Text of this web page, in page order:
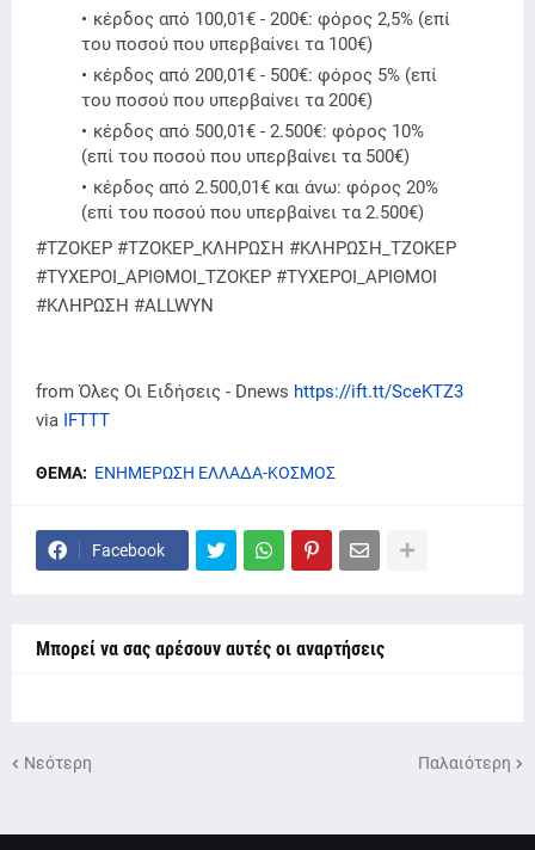
κέρδος από 100,01€ - 200€: φόρος 2,5% (επί
του ποσού που υπερβαίνει τα 100€)
κέρδος από 200,01€ - 500€: φόρος 5% (επί
του ποσού που υπερβαίνει τα 200€)
κέρδος από 500,01€ - 2.500€: φόρος 10%
(επί του ποσού που υπερβαίνει τα 500€)
κέρδος από 2.500,01€ και άνω: φόρος 20%
(επί του ποσού που υπερβαίνει τα 2.500€)
#ΤΖΟΚΕΡ #ΤΖΟΚΕΡ_ΚΛΗΡΩΣΗ #ΚΛΗΡΩΣΗ_ΤΖΟΚΕΡ
#ΤΥΧΕΡΟΙ_ΑΡΙΘΜΟΙ_ΤΖΟΚΕΡ #ΤΥΧΕΡΟΙ_ΑΡΙΘΜΟΙ
#ΚΛΗΡΩΣΗ #ALLWYN
from Όλες Οι Ειδήσεις - Dnews https://ift.tt/SceKTZ3
via IFTTT
ΘΕΜΑ: ΕΝΗΜΕΡΩΣΗ ΕΛΛΑΔΑ-ΚΟΣΜΟΣ
Facebook
Μπορεί να σας αρέσουν αυτές οι αναρτήσεις
Νεότερη Παλαιότερη